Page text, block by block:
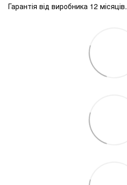
Гарантія від виробника 12 місяців.